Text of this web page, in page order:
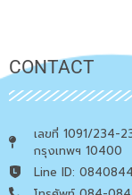
CONTACT
เลขที่ 1091/234-
กรุงเทพฯ 10400
Line ID: